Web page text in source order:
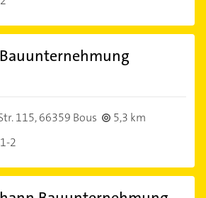
Bauunternehmung
115,66359 Bous
5,3 km
2